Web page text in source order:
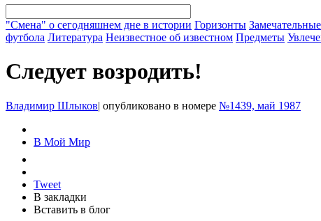
"Смена" о сегодняшнем дне в истории Горизонты
футбола Литература Неизвестное об известном Предметы
Следует возродить!
Владимир Шлыков| опубликовано в номере №1439, май 1987
В Мой Мир
Tweet
В закладки
Вставить в блог